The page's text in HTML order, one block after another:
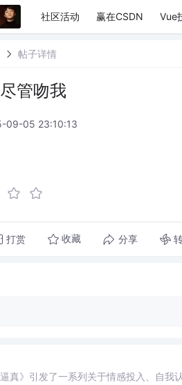
社区活动 赢在CSDN Vue
帖子详情
管吻我
09-05 23:10:13
打赏 收藏 分享
真》引发了一系列关于情感投入、自我